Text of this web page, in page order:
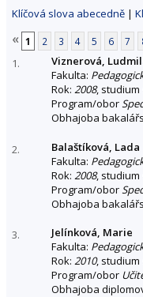
Klíčová slova abecedně |
« 1 2 3 4 5 6 7
1.
Viznerová,
Fakulta:
Rok: 2008, studium
Program/obor
Obhajoba
2.
Balaštíková, Lada
Fakulta:
Rok: 2008, studium
Program/obor
Obhajoba
3.
Jelínková, Marie
Fakulta:
Rok: 2010, studium
Program/obor
Obhajoba